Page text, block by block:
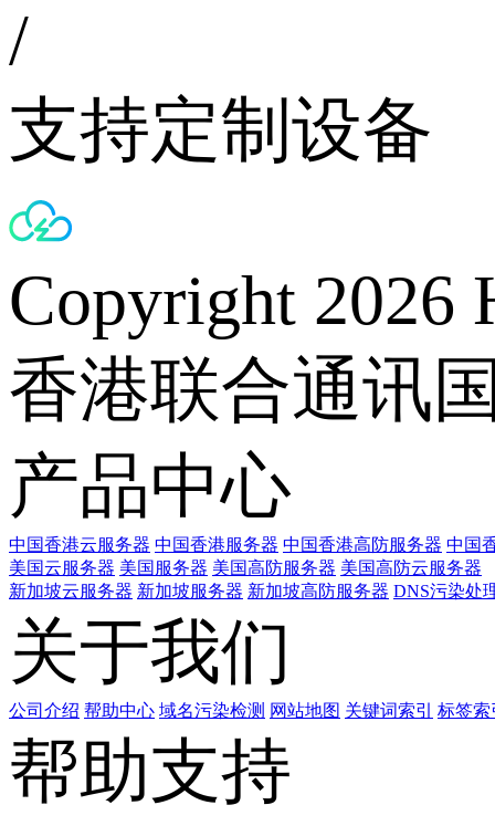
/
支持定制设备
Copyright 2026
香港联合通讯
产品中心
中国香港云服务器 中国香港服务器 中国香港高防服务器 中国
美国云服务器 美国服务器 美国高防服务器 美国高防云服务器
新加坡云服务器 新加坡服务器 新加坡高防服务器 DNS污染处
关于我们
公司介绍 帮助中心 域名污染检测 网站地图 关键词索引 标签索
帮助支持